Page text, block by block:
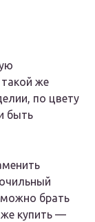
же
по цвету
быть
брать
купить —